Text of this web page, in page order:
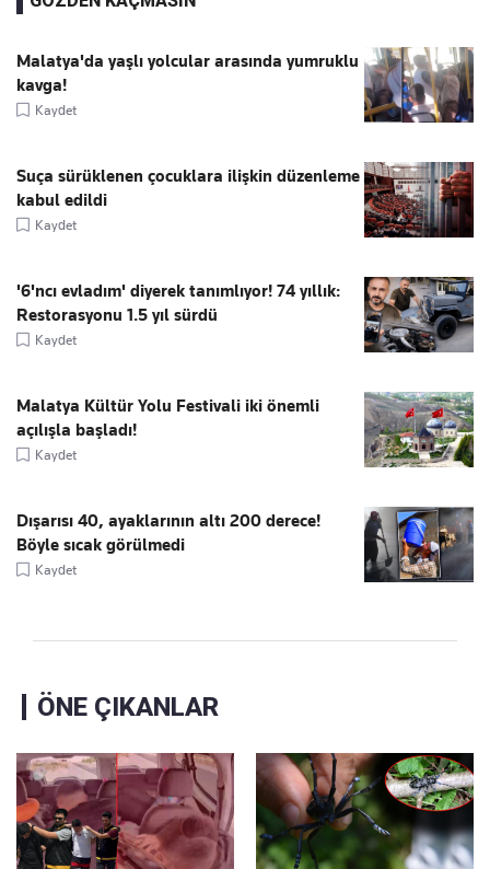
Malatya'da yaşlı yolcular arasında yumruklu
kavga!
Kaydet
Suça sürüklenen çocuklara ilişkin düzenleme
kabul edildi
Kaydet
'6'ncı evladım' diyerek tanımlıyor! 74 yıllık:
Restorasyonu 1.5 yıl sürdü
Kaydet
Malatya Kültür Yolu Festivali iki önemli
açılışla başladı!
Kaydet
Dışarısı 40, ayaklarının altı 200 derece!
Böyle sıcak görülmedi
Kaydet
ÖNE ÇIKANLAR